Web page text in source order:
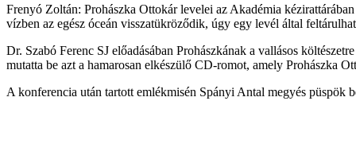
Frenyó Zoltán: Prohászka Ottokár levelei az Akadémia
vízben az egész óceán visszatükröződik, úgy egy levél által
Dr. Szabó Ferenc SJ előadásában Prohászkának a vallásos
mutatta be azt a hamarosan elkészülő CD-romot, amely Prohászka
A konferencia után tartott emlékmisén Spányi Antal megyés püspök